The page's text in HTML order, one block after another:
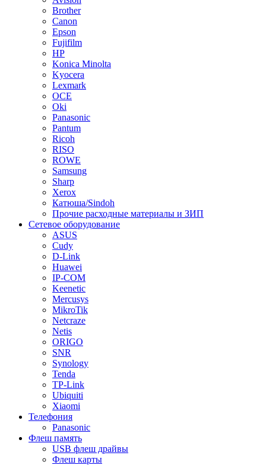
Brother
Canon
Epson
Fujifilm
HP
Konica Minolta
Kyocera
Lexmark
OCE
Oki
Panasonic
Pantum
Ricoh
RISO
ROWE
Samsung
Sharp
Xerox
Катюша/Sindoh
Прочие расходные материалы и ЗИП
Сетевое оборудование
ASUS
Cudy
D-Link
Huawei
IP-COM
Keenetic
Mercusys
MikroTik
Netcraze
Netis
ORIGO
SNR
Synology
Tenda
TP-Link
Ubiquiti
Xiaomi
Телефония
Panasonic
Флеш память
USB флеш драйвы
Флеш карты